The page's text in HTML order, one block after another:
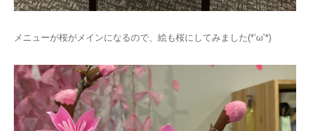
メニューが桜がメインになるので、絵も桜にしてみました(*’ω’*)